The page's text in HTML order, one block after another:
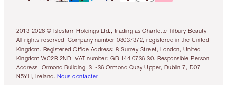
2013-2026 © Islestarr Holdings Ltd., trading as Charlotte Tilbury Beauty.
All rights reserved. Company number 08037372, registered in the United
Kingdom. Registered Office Address: 8 Surrey Street, London, United
Kingdom WC2R 2ND. VAT number: GB 144 0736 30. Responsible Person
Address: Ormond Building, 31-36 Ormond Quay Upper, Dublin 7, D07
N5YH, Ireland. Nous contacter